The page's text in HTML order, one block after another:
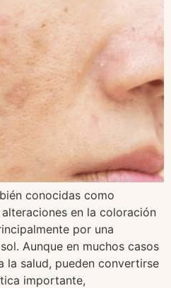
conocidas como
en la coloración
por una
Aunque en muchos casos
la salud, pueden convertirse
importante,